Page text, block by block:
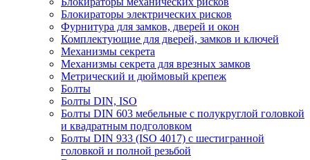
Блокираторы электрических рисков
Фурнитура для замков, дверей и окон
Комплектующие для дверей, замков и ключей
Механизмы секрета
Механизмы секрета для врезных замков
Метрический и дюймовый крепеж
Болты
Болты DIN, ISO
Болты DIN 603 мебельные с полукруглой головкой
и квадратным подголовком
Болты DIN 933 (ISO 4017) с шестигранной
головкой и полной резьбой